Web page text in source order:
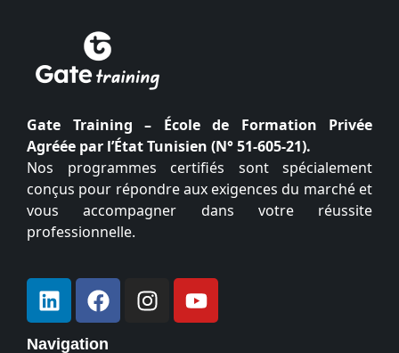
Gate Training – École de Formation Privée
Agréée par l’État Tunisien (N° 51-605-21).
Nos programmes certifiés sont spécialement
conçus pour répondre aux exigences du marché et
vous accompagner dans votre réussite
professionnelle.
Navigation